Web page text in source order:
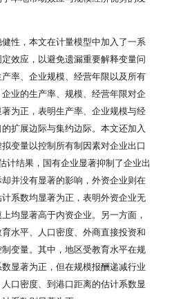
性，本文在计量模型中加入了一系
效应，以避免遗漏重要解释变量问
率、企业规模、经营年限以及所有
业的生产率、规模、经营年限对企
为正，表明生产率、企业规模与经
扩展边际与集约边际。本文还加入
变量以控制所有制因素对企业出口
计结果，国有企业显著抑制了企业出
并没有显著的影响，外资企业则在
系数均显著为正，表明外资企业无
均显著高于内资企业。另一方面，
水平、人口密度、外商直接投资和
变量。其中，地区受教育水平在规
显著为正，但在规模报酬递减行业
口密度、到港口距离的估计系数显